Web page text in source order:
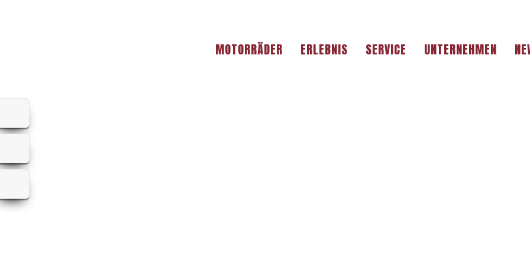
MOTORRÄDER ERLEBNIS SERVICE UNTERNEHMEN